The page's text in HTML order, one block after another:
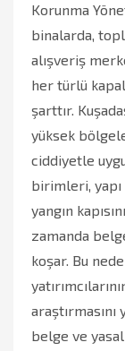
Korunma
binalarda,
alışveriş
her türlü
şarttır.
yüksek
ciddiyetle
birimleri,
yangın
zamanda
koşar. Bu
belge ve yasal